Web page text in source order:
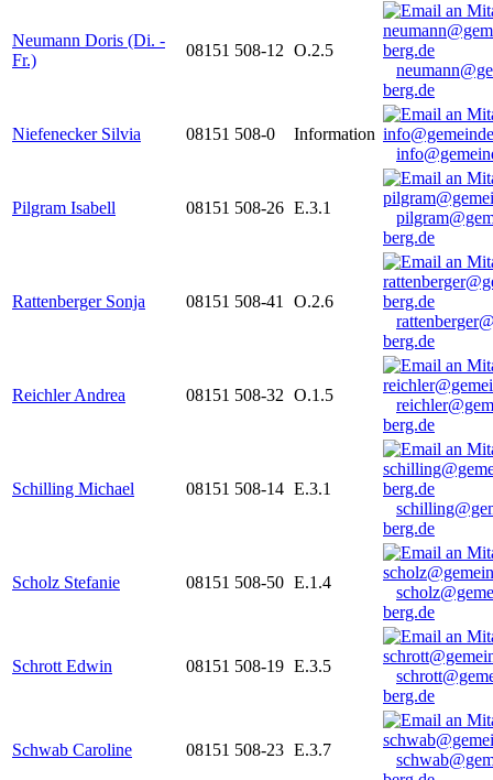
Neumann Doris (Di. -
Fr.)
08151 508-12 O.2.5
berg.de
Niefenecker Silvia 08151 508-0
Information
Pilgram Isabell 08151 508-26 E.3.1
berg.de
Rattenberger Sonja 08151 508-41
O.2.6
berg.de
Reichler Andrea 08151 508-32 O.1.5
berg.de
Schilling Michael 08151 508-14 E.3.1
berg.de
Scholz Stefanie 08151 508-50 E.1.4
berg.de
Schrott Edwin 08151 508-19 E.3.5
berg.de
Schwab Caroline 08151 508-23 E.3.7